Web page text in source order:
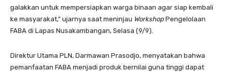
galakkan untuk mempersiapkan warga binaan agar siap kembali
ke masyarakat,” ujarnya saat meninjau Workshop Pengelolaan
FABA di Lapas Nusakambangan, Selasa (9/9).
Direktur Utama PLN, Darmawan Prasodjo, menyatakan bahwa
pemanfaatan FABA menjadi produk bernilai guna tinggi dapat